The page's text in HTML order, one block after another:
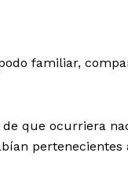
familiar,
que ocurriera
pertenecientes